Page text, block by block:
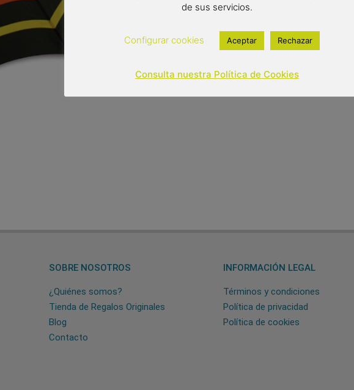
SOBRE NOSOTROS
¿Quiénes somos?
Tienda de Regalos Originales
Blog
Contacto
INFORMACIÓN LEGAL
Términos y condiciones
Política de privacidad
Política de cookies
de sus servicios.
Configurar cookies Aceptar Rechazar
Consulta nuestra Política de Cookies